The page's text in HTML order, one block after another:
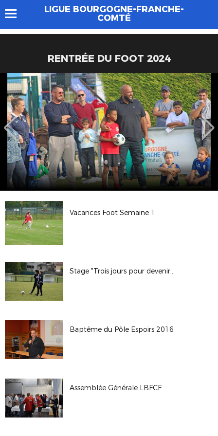
LIGUE BOURGOGNE-FRANCHE-
COMTÉ
RENTRÉE DU FOOT 2024
Vacances Foot Semaine 1
Stage "Trois jours pour devenir Arbitre"
Baptême du Pôle Espoirs 2016
Assemblée Générale LBFCF